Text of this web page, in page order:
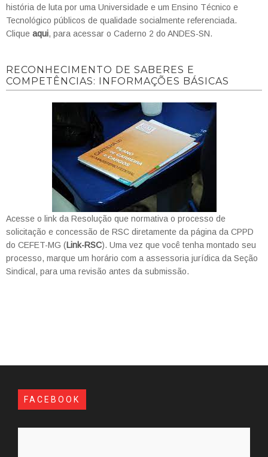
história de luta por uma Universidade e um Ensino Técnico e
Tecnológico públicos de qualidade socialmente referenciada.
Clique aqui, para acessar o Caderno 2 do ANDES-SN.
RECONHECIMENTO DE SABERES E
COMPETÊNCIAS: INFORMAÇÕES BÁSICAS
Acesse o link da Resolução que normativa o processo de
solicitação e concessão de RSC diretamente da página da CPPD
do CEFET-MG (Link-RSC). Uma vez que você tenha montado seu
processo, marque um horário com a assessoria jurídica da Seção
Sindical, para uma revisão antes da submissão.
FACEBOOK